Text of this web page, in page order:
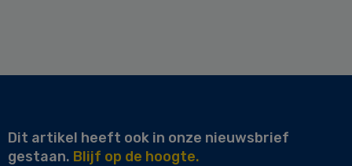
Dit artikel heeft ook in onze nieuwsbrief
gestaan. Blijf op de hoogte.